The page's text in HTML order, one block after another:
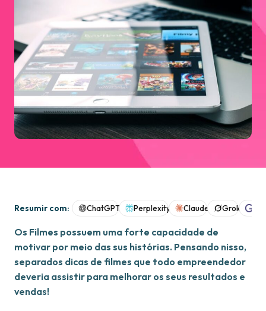
Resumir com: ChatGPT Perplexity Claude Grok
Os Filmes possuem uma forte capacidade de
motivar por meio das sus histórias. Pensando nisso,
separados dicas de filmes que todo empreendedor
deveria assistir para melhorar os seus resultados e
vendas!